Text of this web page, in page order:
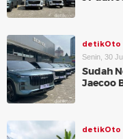
detikOto
Senin, 30
Sudah
Jaecoo
detikOto